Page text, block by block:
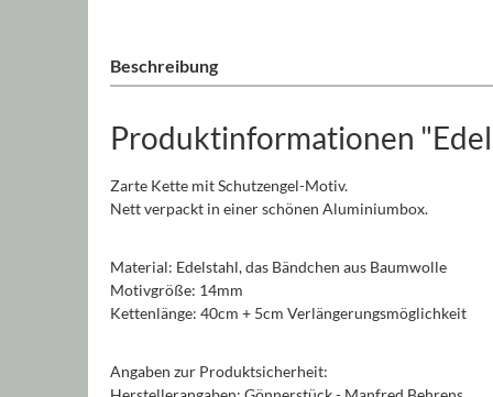
Beschreibung
Produktinformationen
Zarte Kette mit Schutzengel-Motiv.
Nett verpackt in einer schönen Aluminiumbox.
Material: Edelstahl, das Bändchen aus Baumwolle
Motivgröße: 14mm
Kettenlänge: 40cm + 5cm Verlängerungsmöglichkeit
Angaben zur Produktsicherheit: